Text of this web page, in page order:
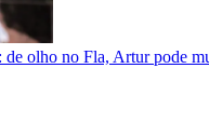
de olho no Fla, Artur pode